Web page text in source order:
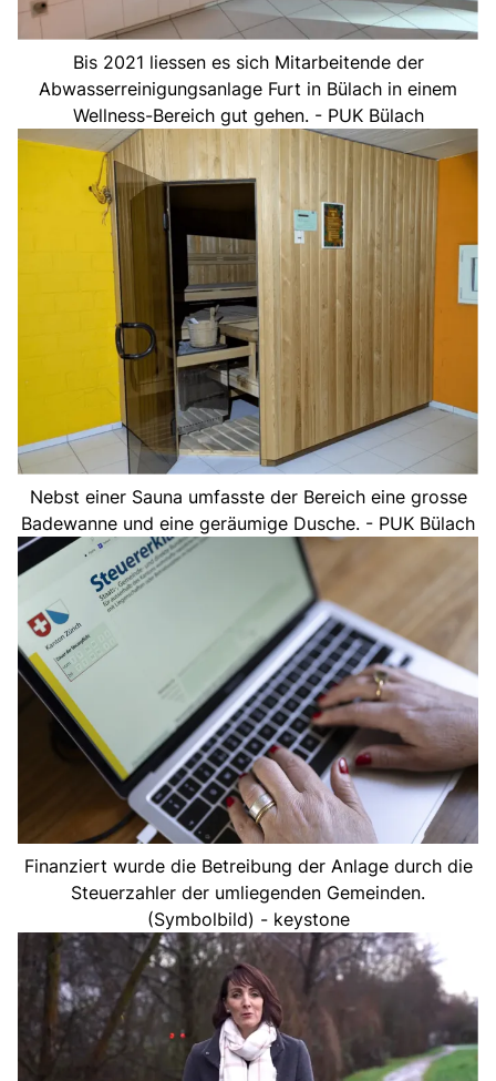
Bis 2021 liessen es sich Mitarbeitende der
Abwasserreinigungsanlage Furt in Bülach in einem
Wellness-Bereich gut gehen. - PUK Bülach
Nebst einer Sauna umfasste der Bereich eine grosse
Badewanne und eine geräumige Dusche. - PUK Bülach
Finanziert wurde die Betreibung der Anlage durch die
Steuerzahler der umliegenden Gemeinden.
(Symbolbild) - keystone